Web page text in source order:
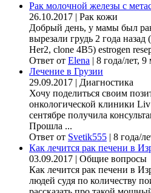
Рак молочной железы с
26.10.2017 | Рак кожи
Добрый день, у мамы был
вырезали грудь 2 года
Her2, clone 4B5) estrogen
Ответ от Elena | 8 года/лет, 9
Лечение в Грузии
29.09.2017 | Диагностика
Хочу поделиться своим
онкологической клиники
сентябре получила
Прошла ...
Ответ от Svetik555 | 8 года/
Как лечится рак печени в
03.09.2017 | Общие вопросы
Как лечится рак печени в
людей судя по количеству